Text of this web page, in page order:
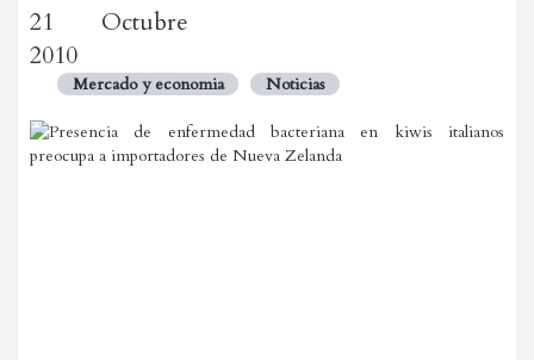
21 Octubre
2010
Mercado y economia Noticias